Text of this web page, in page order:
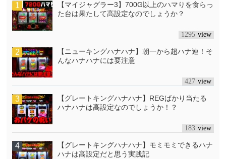
【マイジャグラー3】700G以上のハマりを食らっ
た台は果たして高設定なのでしょうか？
1295
【ニューキングハナハナ】朝一から超ハナ連！そ
んなハナハナには要注意
427
【グレートキングハナハナ】REGばかり当たる
ハナハナは高設定なのでしょうか！？
183
【グレートキングハナハナ】モミモミできるハナ
ハナは高設定だと思う実践記